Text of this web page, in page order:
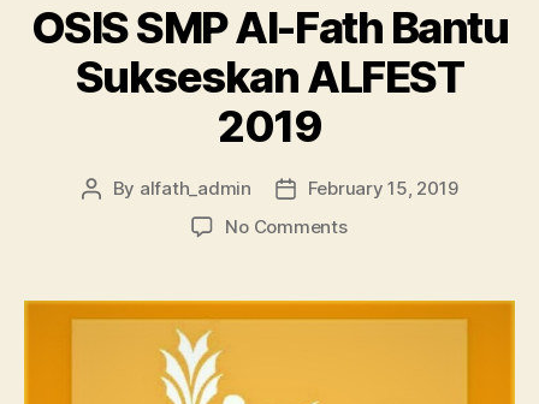
OSIS SMP Al-Fath Bantu
Sukseskan ALFEST
2019
By alfath_admin
February 15, 2019
No Comments